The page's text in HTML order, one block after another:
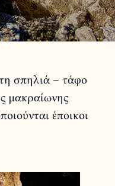
σπηλιά – τάφο
μακραίωνης
έποικοι